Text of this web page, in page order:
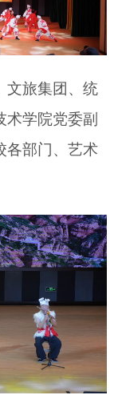
文旅集团、统
学院党委副
各部门、艺术